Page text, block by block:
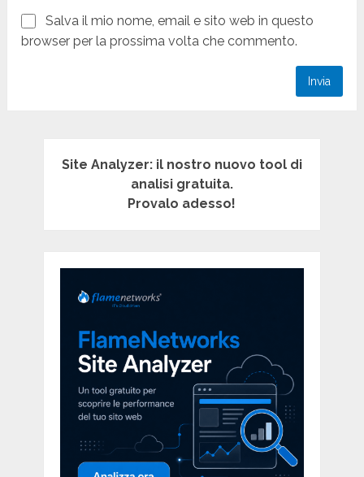
Salva il mio nome, email e sito web in questo
browser per la prossima volta che commento.
Site Analyzer: il nostro nuovo tool di
analisi gratuita.
Provalo adesso!